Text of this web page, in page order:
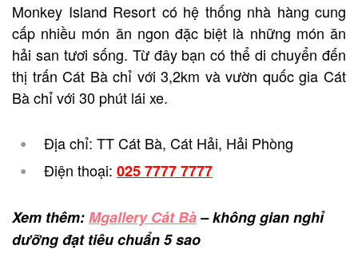
Monkey Island Resort có hệ thống nhà hàng cung
cấp nhiều món ăn ngon đặc biệt là những món ăn
hải san tươi sống. Từ đây bạn có thể di chuyển đến
thị trấn Cát Bà chỉ với 3,2km và vườn quốc gia Cát
Bà chỉ với 30 phút lái xe.
Địa chỉ: TT Cát Bà, Cát Hải, Hải Phòng
Điện thoại: 025 7777 7777
Xem thêm:Mgallery Cát Bà– không gian nghỉ
dưỡng đạt tiêu chuẩn 5 sao